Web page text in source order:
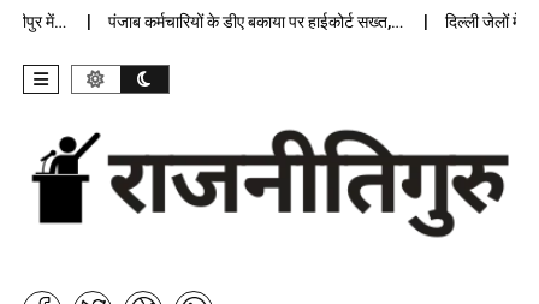
में… पंजाब कर्मचारियों के डीए बकाया पर हाईकोर्ट सख्त,… दिल्ली जेलों में